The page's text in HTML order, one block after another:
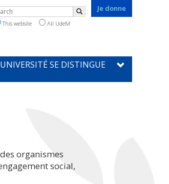
Je donne
Search
This website All UdeM
SE DISTINGUE
organismes
social,